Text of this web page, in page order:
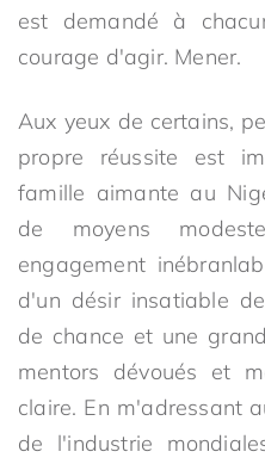
est demandé à
courage d'agir. Mener.
Aux yeux de certains,
propre réussite est
famille aimante au
de moyens
engagement
d'un désir insatiable
de chance et une
mentors dévoués et
claire. En m'adressant
de l'industrie